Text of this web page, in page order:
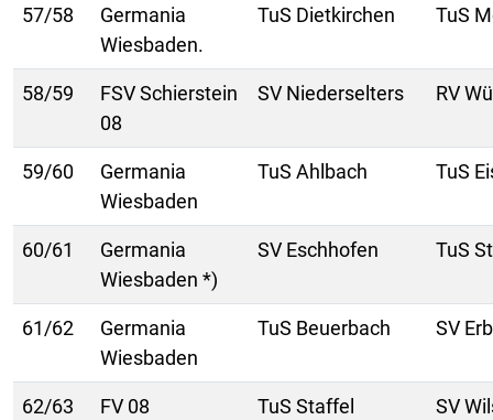
57/58
Germania
Wiesbaden.
TuS Dietkirchen TuS
58/59
FSV Schierstein
08
SV Niederselters RV
59/60
Germania
Wiesbaden
TuS Ahlbach TuS
60/61
Germania
Wiesbaden *)
SV Eschhofen TuS
61/62
Germania
Wiesbaden
TuS Beuerbach SV
62/63
FV 08
TuS Staffel SV